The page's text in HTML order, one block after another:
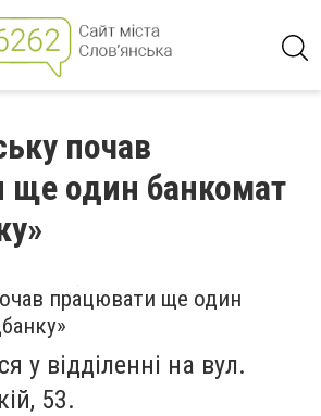
почав
ще один банкомат
працювати ще один
у відділенні на вул.
53.